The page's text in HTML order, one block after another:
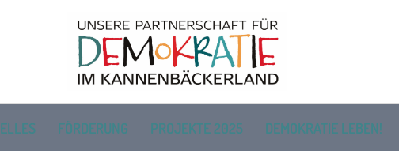
FÖRDERUNG PROJEKTE 2025 DEMOKRATIE LEBEN!